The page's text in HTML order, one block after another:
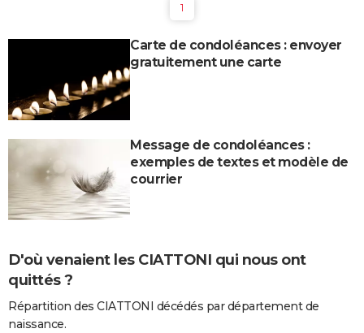
1
Carte de condoléances : envoyer
gratuitement une carte
Message de condoléances :
exemples de textes et modèle de
courrier
D'où venaient les CIATTONI qui nous ont
quittés ?
Répartition des CIATTONI décédés par département de
naissance.